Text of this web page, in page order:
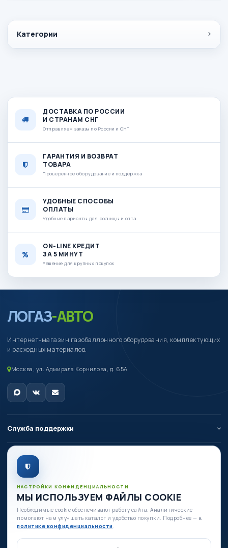
Категории
ДОСТАВКА ПО РОССИИ
И СТРАНАМ СНГ
Отправляем заказы по России и СНГ
ГАРАНТИЯ И ВОЗВРАТ
ТОВАРА
Проверенное оборудование и поддержка
УДОБНЫЕ СПОСОБЫ
ОПЛАТЫ
Удобные варианты для розницы и опта
ON-LINE КРЕДИТ
ЗА 5 МИНУТ
Решение для крупных покупок
ЛОГАЗ-АВТО
Интернет-магазин газобаллонного оборудования, комплектующих
и расходных материалов.
Москва, ул. Адмирала Корнилова, д. 65А
Служба поддержки
О компании
Личный кабинет
Есть вопросы по оборудованию?
+7 (980) 335-88-88
+7 (495) 664-54-80
НАСТРОЙКИ КОНФИДЕНЦИАЛЬНОСТИ
МЫ ИСПОЛЬЗУЕМ ФАЙЛЫ COOKIE
Необходимые cookie обеспечивают работу сайта. Аналитические
помогают нам улучшать каталог и удобство покупки. Подробнее — в
политике конфиденциальности.